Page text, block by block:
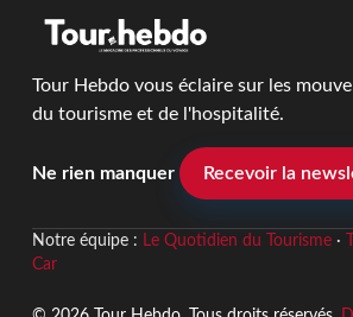
Tour Hebdo vous éclaire sur les
du tourisme et de l'hospitalité.
Ne rien manquer Recevoir la
Notre équipe : Le Quotidien du Tourisme·
Car